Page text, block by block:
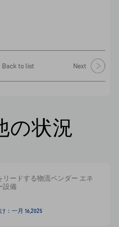
Back to list Next
の状況
リードする物流ベンダー エネ
設備
：一月 16,2025